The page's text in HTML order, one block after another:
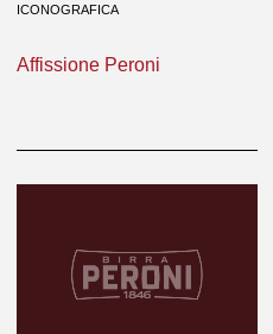
ICONOGRAFICA
Affissione Peroni